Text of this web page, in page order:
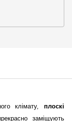
клімату, плоскі
заміщують